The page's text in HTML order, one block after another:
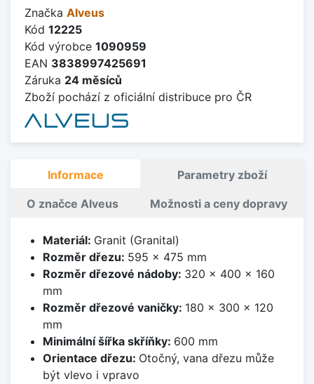
Značka Alveus
Kód 12225
Kód výrobce 1090959
EAN 3838997425691
Záruka 24 měsíců
Zboží pochází z oficiální distribuce pro ČR
Informace Parametry zboží
O značce Alveus Možnosti a ceny dopravy
Materiál: Granit (Granital)
Rozměr dřezu: 595 x 475 mm
Rozměr dřezové nádoby: 320 x 400 x 160
mm
Rozměr dřezové vaničky: 180 x 300 x 120
mm
Minimální šířka skříňky: 600 mm
Orientace dřezu: Otočný, vana dřezu může
být vlevo i vpravo